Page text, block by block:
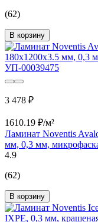
(62)
В корзину
3 478 ₽
1610.19 ₽/м²
Ламинат Noventis
мм, 0,3 мм,
4.9
(62)
В корзину